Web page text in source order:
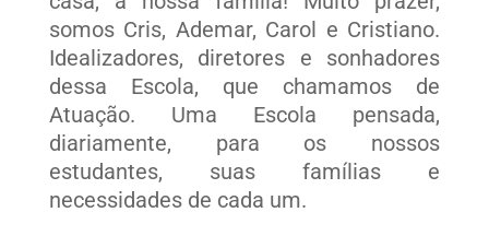
somos Cris, Ademar, Carol e Cristiano.
Idealizadores, diretores e sonhadores
dessa Escola, que chamamos de
Atuação. Uma Escola pensada,
diariamente, para os nossos
estudantes, suas famílias e
necessidades de cada um.